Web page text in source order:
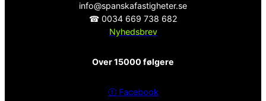
info@spanskafastigheter.se
☎ 0034 669 738 682
Nyhedsbrev
Over 15000 følgere
ⓕ Facebook